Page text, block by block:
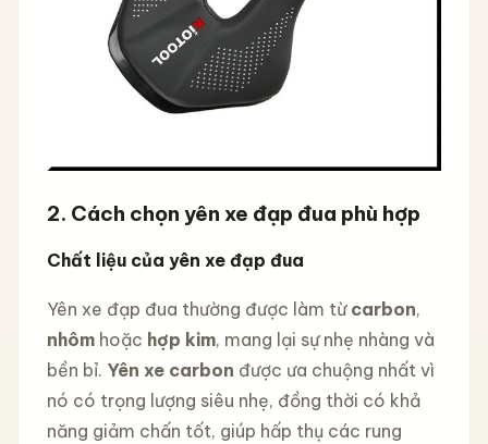
2. Cách chọn yên xe đạp đua phù hợp
Chất liệu của yên xe đạp đua
Yên xe đạp đua thường được làm từ carbon,
nhômhoặc hợp kim, mang lại sự nhẹ nhàng và
bền bỉ. Yên xe carbon được ưa chuộng nhất vì
nó có trọng lượng siêu nhẹ, đồng thời có khả
năng giảm chấn tốt, giúp hấp thụ các rung